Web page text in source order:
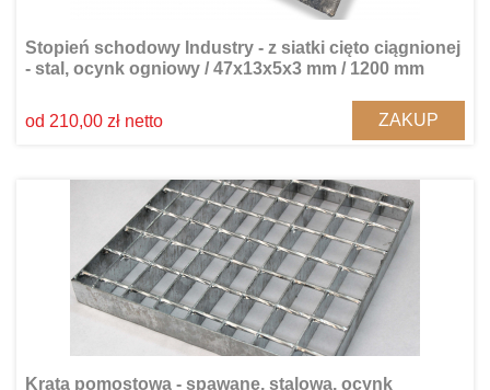
Stopień schodowy Industry - z siatki cięto ciągnionej
- stal, ocynk ogniowy / 47x13x5x3 mm / 1200 mm
od 210,00 zł netto ZAKUP
Krata pomostowa - spawane, stalowa, ocynk